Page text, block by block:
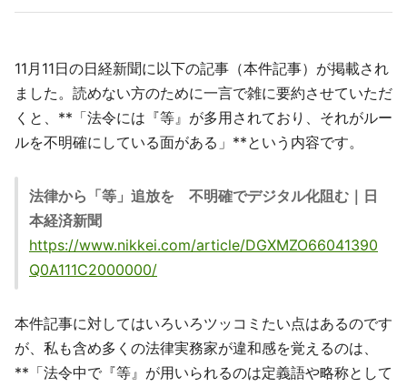
11月11日の日経新聞に以下の記事（本件記事）が掲載され
ました。読めない方のために一言で雑に要約させていただ
くと、**「法令には『等』が多用されており、それがルー
ルを不明確にしている面がある」**という内容です。
法律から「等」追放を 不明確でデジタル化阻む｜日
本経済新聞
https://www.nikkei.com/article/DGXMZO66041390
Q0A111C2000000/
本件記事に対してはいろいろツッコミたい点はあるのです
が、私も含め多くの法律実務家が違和感を覚えるのは、
**「法令中で『等』が用いられるのは定義語や略称として